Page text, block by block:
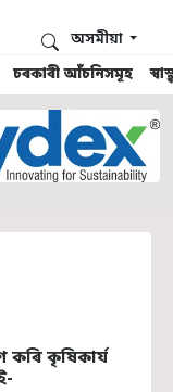
চৰকাৰী আঁচনিসমূহ
অসমীয়া
কৰি কৃষিকাৰ্য